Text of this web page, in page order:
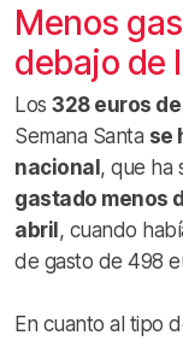
Menos
debajo de
Los 328 euros
Semana Santa se
nacional, que ha
gastado menos
abril, cuando
de gasto de 498
En cuanto al tipo